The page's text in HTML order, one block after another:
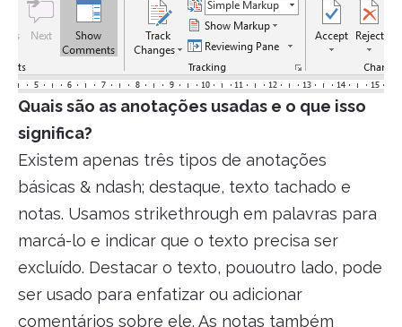
Quais são as anotações usadas e o que isso
significa?
Existem apenas três tipos de anotações
básicas & ndash; destaque, texto tachado e
notas. Usamos strikethrough em palavras para
marcá-lo e indicar que o texto precisa ser
excluído. Destacar o texto, pououtro lado, pode
ser usado para enfatizar ou adicionar
comentários sobre ele. As notas também